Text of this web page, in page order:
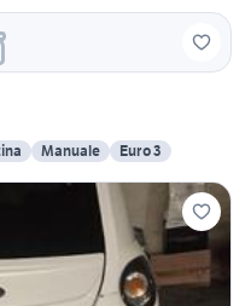
Manuale Euro 3